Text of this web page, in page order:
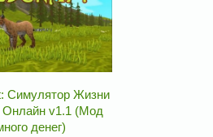
Симулятор Жизни
Онлайн v1.1 (Мод
денег)